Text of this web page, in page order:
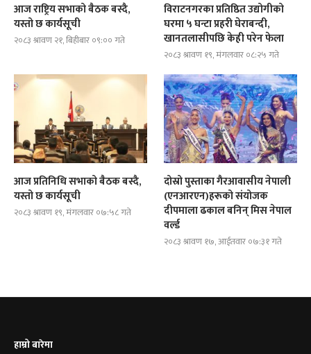
आज राष्ट्रिय सभाको बैठक बस्दै,
यस्तो छ कार्यसूची
२०८३ श्रावण २१, बिहीबार ०९:०० गते
विराटनगरका प्रतिष्ठित उद्योगीको
घरमा ५ घन्टा प्रहरी घेराबन्दी,
खानतलासीपछि केही परेन फेला
२०८३ श्रावण १९, मंगलवार ०८:२५ गते
आज प्रतिनिधि सभाको बैठक बस्दै,
यस्तो छ कार्यसूची
२०८३ श्रावण १९, मंगलवार ०७:५८ गते
दोस्रो पुस्ताका गैरआवासीय नेपाली
(एनआरएन)हरूको संयोजक
दीपमाला ढकाल बनिन् मिस नेपाल
वर्ल्ड
२०८३ श्रावण १७, आईतवार ०७:३१ गते
हाम्रो बारेमा